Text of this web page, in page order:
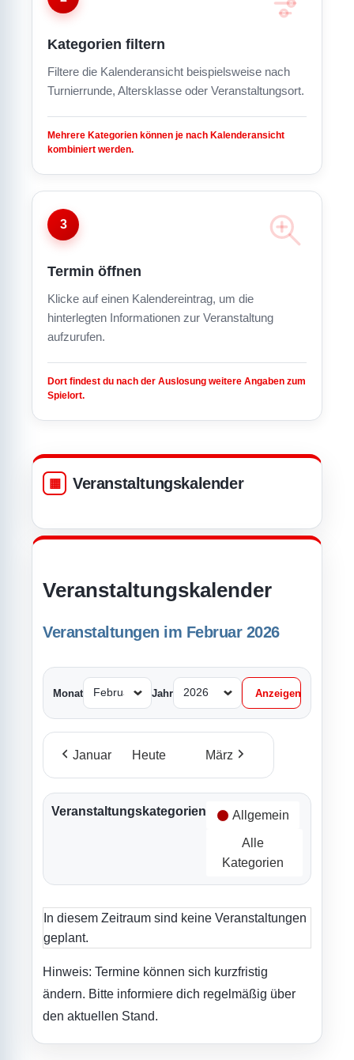
Kategorien filtern
Filtere die Kalenderansicht beispielsweise nach
Turnierrunde, Altersklasse oder Veranstaltungsort.
Mehrere Kategorien können je nach Kalenderansicht
kombiniert werden.
3
Termin öffnen
Klicke auf einen Kalendereintrag, um die
hinterlegten Informationen zur Veranstaltung
aufzurufen.
Dort findest du nach der Auslosung weitere Angaben zum
Spielort.
Veranstaltungskalender
Veranstaltungskalender
Veranstaltungen im Februar 2026
Monat Jahr
Januar Heute März
Veranstaltungskategorien Allgemein
Alle
Kategorien
In diesem Zeitraum sind keine Veranstaltungen
geplant.
Hinweis: Termine können sich kurzfristig
ändern. Bitte informiere dich regelmäßig über
den aktuellen Stand.